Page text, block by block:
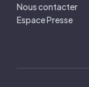
Nous contacter
Espace Presse